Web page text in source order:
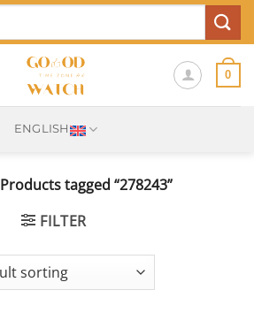
0
ENGLISH
Products tagged “278243”
FILTER